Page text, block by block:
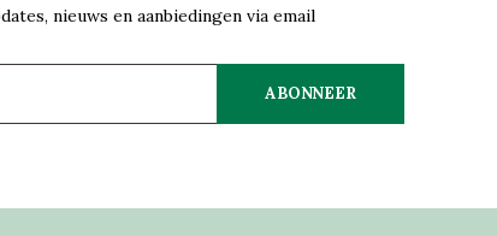
nieuws en aanbiedingen via email
ABONNEER